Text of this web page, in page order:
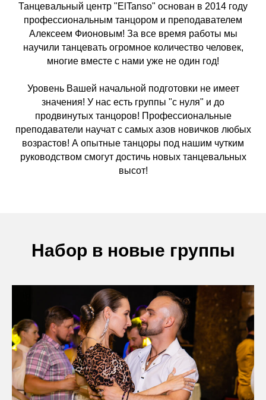
Танцевальный центр "ElTanso" основан в 2014 году
профессиональным танцором и преподавателем
Алексеем Фионовым! За все время работы мы
научили танцевать огромное количество человек,
многие вместе с нами уже не один год!
Уровень Вашей начальной подготовки не имеет
значения! У нас есть группы "с нуля" и до
продвинутых танцоров! Профессиональные
преподаватели научат с самых азов новичков любых
возрастов! А опытные танцоры под нашим чутким
руководством смогут достичь новых танцевальных
высот!
Набор в новые группы